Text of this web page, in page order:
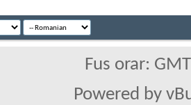
Fus orar:
Powered by